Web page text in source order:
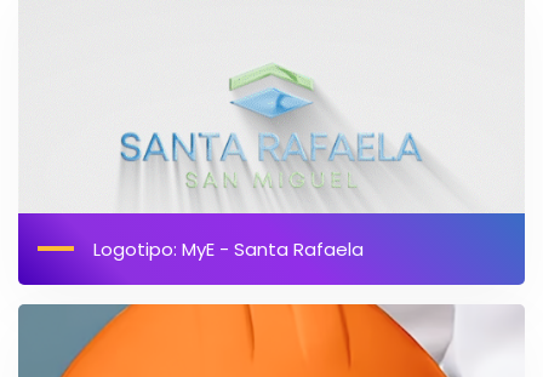
Logotipo: MyE - Santa Rafaela